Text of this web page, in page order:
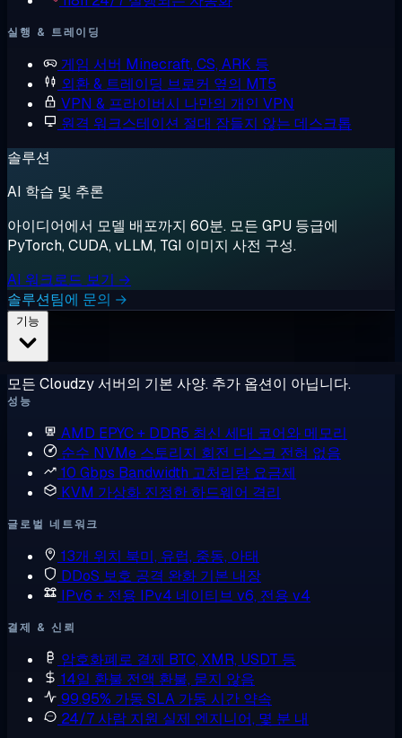
실행 & 트레이딩
게임 서버 Minecraft, CS, ARK 등
외환 & 트레이딩 브로커 옆의 MT5
VPN & 프라이버시 나만의 개인 VPN
원격 워크스테이션 절대 잠들지 않는 데스크톱
솔루션
AI 학습 및 추론
아이디어에서 모델 배포까지 60분. 모든 GPU 등급에
PyTorch, CUDA, vLLM, TGI 이미지 사전 구성.
AI 워크로드 보기 →
솔루션팀에 문의 →
모든 Cloudzy 서버의 기본 사양. 추가 옵션이 아닙니다.
성능
AMD EPYC + DDR5 최신 세대 코어와 메모리
순수 NVMe 스토리지 회전 디스크 전혀 없음
10 Gbps Bandwidth 고처리량 요금제
KVM 가상화 진정한 하드웨어 격리
글로벌 네트워크
13개 위치 북미, 유럽, 중동, 아태
DDoS 보호 공격 완화 기본 내장
IPv6 + 전용 IPv4 네이티브 v6, 전용 v4
결제 & 신뢰
암호화폐로 결제 BTC, XMR, USDT 등
14일 환불 전액 환불, 묻지 않음
99.95% 가동 SLA 가동 시간 약속
24/7 사람 지원 실제 엔지니어, 몇 분 내